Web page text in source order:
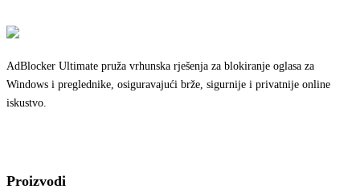
AdBlocker Ultimate pruža vrhunska rješenja za blokiranje oglasa za
Windows i preglednike, osiguravajući brže, sigurnije i privatnije online
iskustvo.
Proizvodi